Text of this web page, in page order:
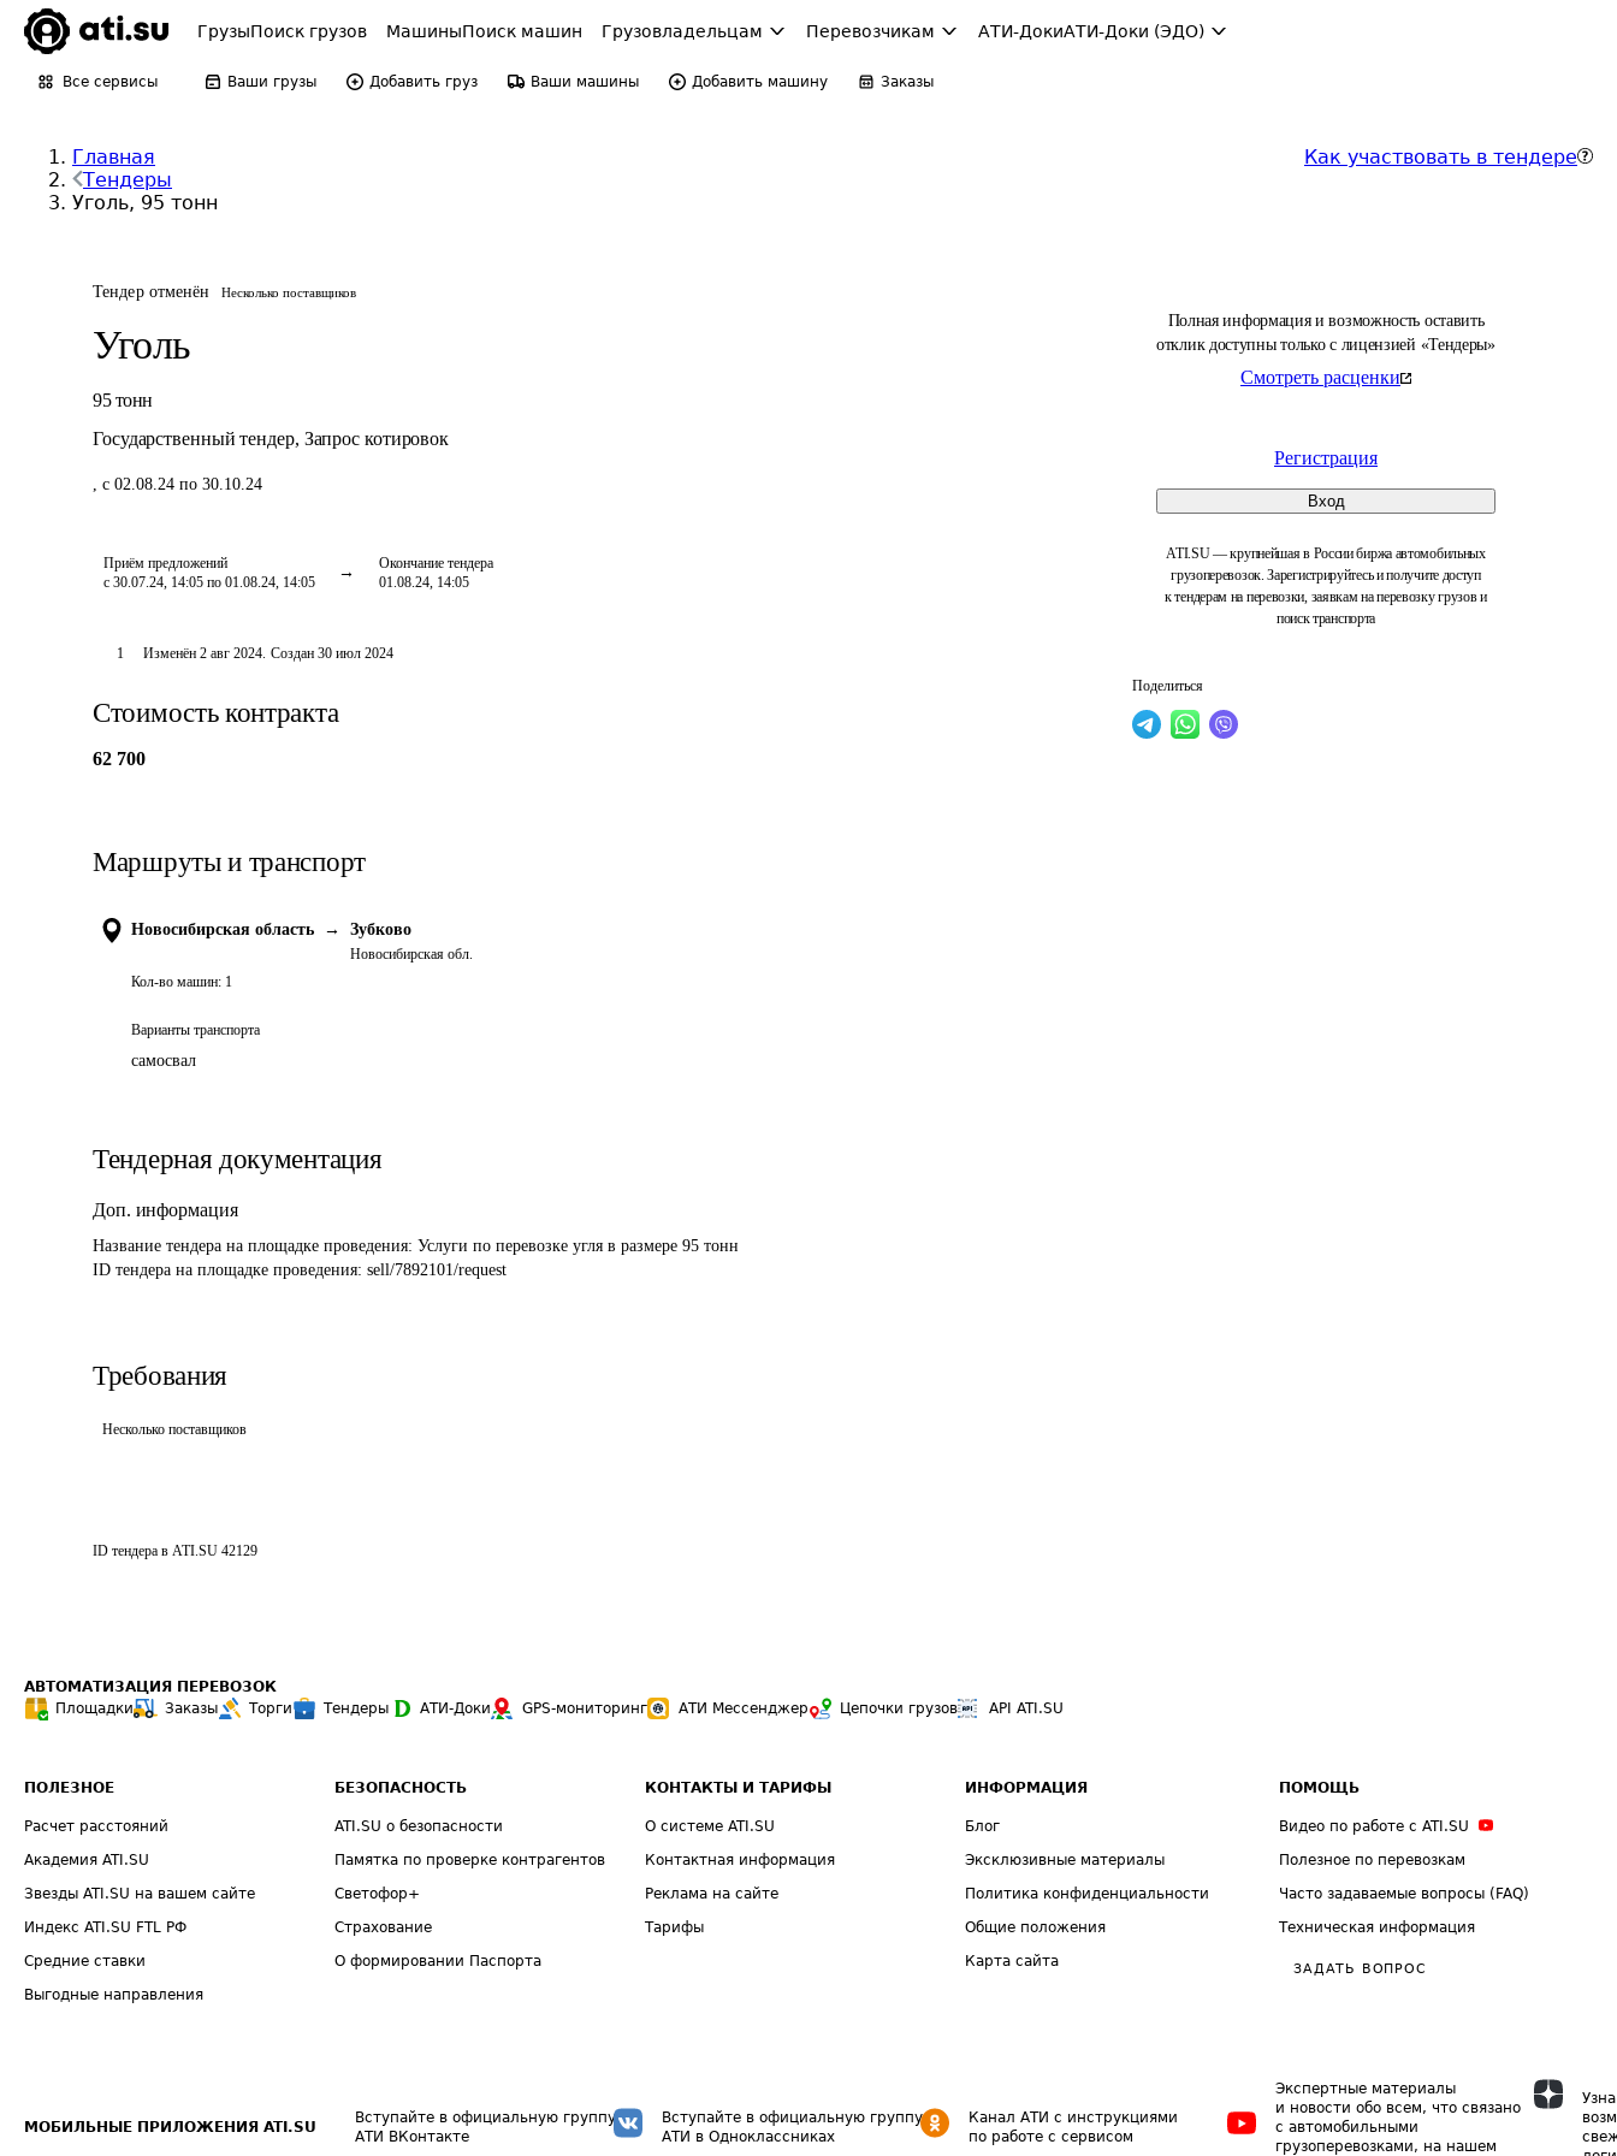
ГрузыПоиск грузов МашиныПоиск машин Грузовладельцам Перевозчикам АТИ-ДокиАТИ-Доки (ЭДО)
Все сервисы Ваши грузы Добавить груз Ваши машины Добавить машину Заказы
Главная
Тендеры
Уголь, 95 тонн
Как участвовать в тендере
Тендер отменён Несколько поставщиков
Уголь
95 тонн
Государственный тендер, Запрос котировок
, с 02.08.24 по 30.10.24
Приём предложений
с 30.07.24, 14:05 по 01.08.24, 14:05
Окончание тендера
01.08.24, 14:05
Полная информация и возможность оставить
отклик доступны только с лицензией «Тендеры»
Смотреть расценки
Регистрация
Вход
ATI.SU — крупнейшая в России биржа автомобильных
грузоперевозок. Зарегистрируйтесь и получите доступ
к тендерам на перевозки, заявкам на перевозку грузов и
поиск транспорта
Поделиться
1 Изменён 2 авг 2024. Создан 30 июл 2024
Стоимость контракта
62 700
Маршруты и транспорт
Новосибирская область → Зубково
Новосибирская обл.
Кол-во машин: 1
Варианты транспорта
самосвал
Тендерная документация
Доп. информация
Название тендера на площадке проведения:
ID тендера на площадке проведения: sell/7892101/request
Требования
Несколько поставщиков
ID тендера в ATI.SU 42129
АВТОМАТИЗАЦИЯ ПЕРЕВОЗОК
Площадки
Заказы Торги Тендеры АТИ-Доки GPS-мониторинг АТИ Мессенджер Цепочки грузов API ATI.SU
ПОЛЕЗНОЕ
Расчет расстояний
Академия ATI.SU
Звезды ATI.SU на вашем сайте
Индекс ATI.SU FTL РФ
Средние ставки
Выгодные направления
БЕЗОПАСНОСТЬ
ATI.SU о безопасности
Памятка по проверке контрагентов
Светофор+
Страхование
О формировании Паспорта
КОНТАКТЫ И ТАРИФЫ
О системе ATI.SU
Контактная информация
Реклама на сайте
Тарифы
ИНФОРМАЦИЯ
Блог
Эксклюзивные материалы
Политика конфиденциальности
Общие положения
Карта сайта
ПОМОЩЬ
Видео по работе с ATI.SU
Полезное по перевозкам
Часто задаваемые вопросы (FAQ)
Техническая информация
ЗАДАТЬ ВОПРОС
МОБИЛЬНЫЕ ПРИЛОЖЕНИЯ ATI.SU
Вступайте в официальную группу
АТИ ВКонтакте
Вступайте в официальную группу
АТИ в Одноклассниках
Канал АТИ с инструкциями
по работе с сервисом
Экспертные материалы
и новости обо всем, что связано
с автомобильными
грузоперевозками, на нашем